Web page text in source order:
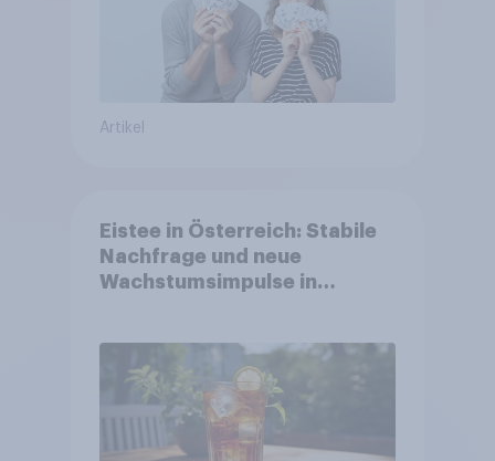
Artikel
Eistee in Österreich: Stabile
Nachfrage und neue
Wachstumsimpulse in